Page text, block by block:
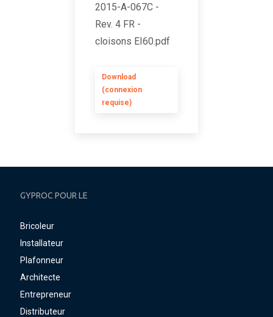
2015-A-067C -
Rev. 4 FR -
cloisons EI60.pdf
Download
(connexion
requise)
GYPROC POUR LE
Bricoleur
Installateur
Plafonneur
Architecte
Entrepreneur
Distributeur